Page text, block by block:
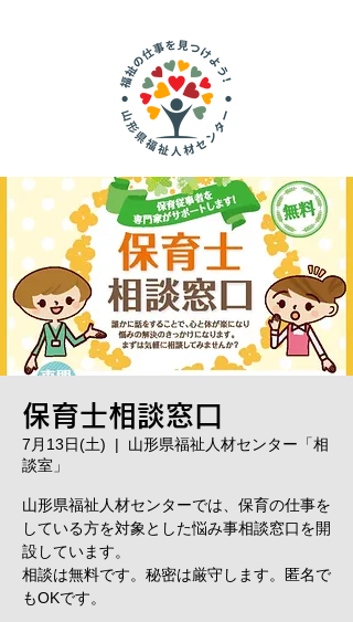
保育士相談窓口
7月13日(土)
  |
山形県福祉人材センター「相
談室」
山形県福祉人材センターでは、保育の仕事を
している方を対象とした悩み事相談窓口を開
設しています。
相談は無料です。秘密は厳守します。匿名で
もOKです。